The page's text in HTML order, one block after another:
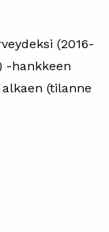
(2016-
-hankkeen
(tilanne